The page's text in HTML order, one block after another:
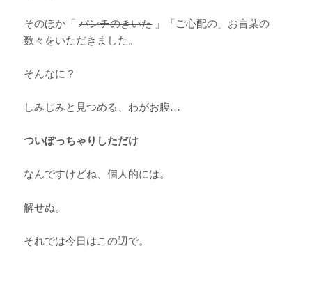
そのほか「パンチのきいた」「ご心配の」お言葉の
数々をいただきました。
そんなに？
しみじみと見つめる、わがお腹…
ついぽっちゃりしただけ
なんですけどね、個人的には。
解せぬ。
それでは今日はこの辺で。